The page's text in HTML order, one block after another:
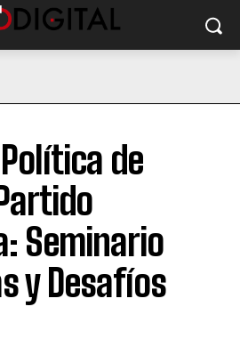
de
Seminario
y Desafíos